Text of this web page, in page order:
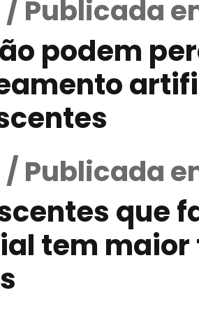
Publicada
podem
Publicada
que
tem maior